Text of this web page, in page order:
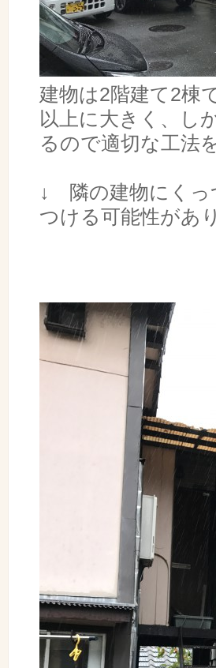
建物は2階建て2棟
以上に大きく、し
るので適切な工法
↓ 隣の建物にくっ
つける可能性があ